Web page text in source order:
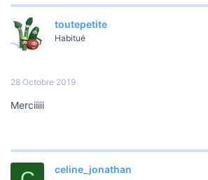
toutepetite
Habitué
28 Octobre 2019
Merciiiii
celine_jonathan